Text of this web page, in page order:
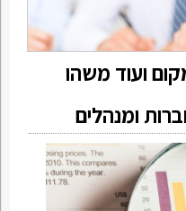
ועוד משהו
ומנהלים